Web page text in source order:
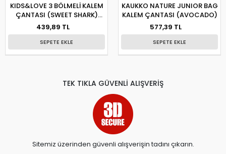
KIDS&LOVE 3 BÖLMELİ KALEM
ÇANTASI (SWEET SHARK)
L8132
439,89 TL
SEPETE EKLE
KAUKKO NATURE JUNIOR BAG
KALEM ÇANTASI (AVOCADO)
577,39 TL
SEPETE EKLE
TEK TIKLA GÜVENLİ ALIŞVERİŞ
Sitemiz üzerinden güvenli alışverişin tadını çıkarın.